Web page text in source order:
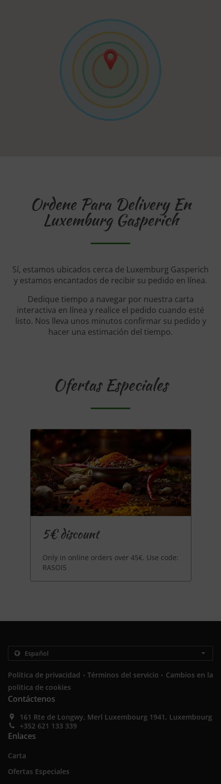
Ordene Para Delivery En
Luxemburg Gasperich
Sí, estamos ubicados cerca de Luxemburg Gasperich
y estamos encantados de recibir su pedido en línea.
Dedique tiempo a navegar por nuestra carta
interactiva en línea y realice el pedido cuando esté
listo. Nos lleva unos minutos confirmar su pedido y
hacer una estimación del tiempo.
Ofertas Especiales
5€ discount
Only in online orders over 45€. Use code:
RASOI5
Política de privacidad . Términos del servicio . Cambios en la
política de cookies
Contáctenos
161 Rte de Longwy, Merl Luxembourg 1941, Luxembourg
+352 621 133 339
Enlaces
Carta
Ofertas Especiales